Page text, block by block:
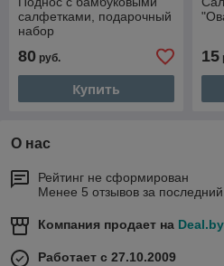
салфетками, подарочный
набор
80 руб.
Купить
15
О нас
Рейтинг не сформирован
Менее 5 отзывов за последний
Компания продает на Deal.by
Работает с 27.10.2009